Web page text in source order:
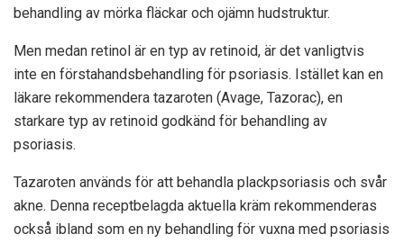
behandling av mörka fläckar och ojämn hudstruktur.
Men medan retinol är en typ av retinoid, är det vanligtvis
inte en förstahandsbehandling för psoriasis. Istället kan en
läkare rekommendera tazaroten (Avage, Tazorac), en
starkare typ av retinoid godkänd för behandling av
psoriasis.
Tazaroten används för att behandla plackpsoriasis och svår
akne. Denna receptbelagda aktuella kräm rekommenderas
också ibland som en ny behandling för vuxna med psoriasis